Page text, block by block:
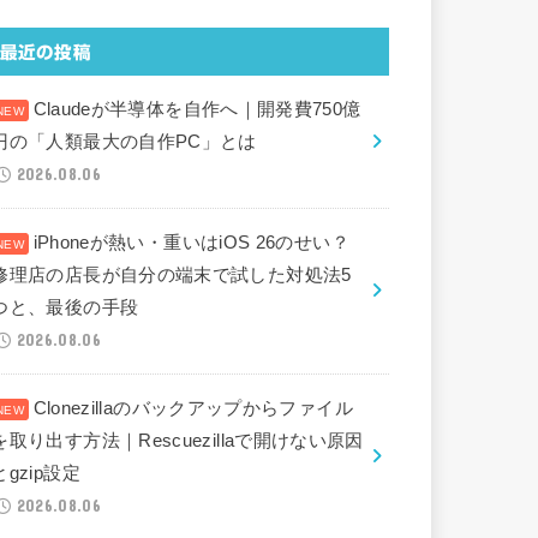
最近の投稿
Claudeが半導体を自作へ｜開発費750億
の「人類最大の自作PC」とは
2026.08.06
iPhoneが熱い・重いはiOS 26のせい？
理店の店長が自分の端末で試した対処法5
と、最後の手段
2026.08.06
Clonezillaのバックアップからファイル
取り出す方法｜Rescuezillaで開けない原因
gzip設定
2026.08.06